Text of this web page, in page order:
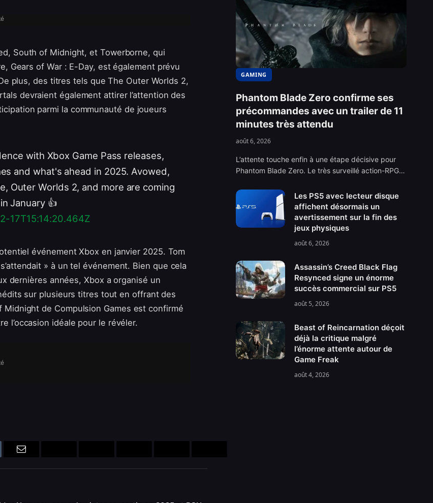
South of Midnight, et Towerborne, qui
Gears of War : E-Day, est également prévu
plus, des titres tels que The Outer Worlds 2,
devraient également attirer l’attention des
parmi la communauté de joueurs
with Xbox Game Pass releases,
and what's ahead in 2025. Avowed,
Outer Worlds 2, and more are coming
January 👍
17T15:14:20.464Z
événement Xbox en janvier 2025. Tom
s’attendait » à un tel événement. Bien que cela
dernières années, Xbox a organisé un
sur plusieurs titres tout en offrant des
de Compulsion Games est confirmé
l’occasion idéale pour le révéler.
Email
GAMING
Phantom Blade Zero confirme ses
précommandes avec un trailer de 11
minutes très attendu
août 6, 2026
L’attente touche enfin à une étape décisive pour
Phantom Blade Zero. Le très surveillé action-RPG…
Les PS5 avec lecteur disque
affichent désormais un
avertissement sur la fin des
jeux physiques
août 6, 2026
Assassin’s Creed Black Flag
Resynced signe un énorme
succès commercial sur PS5
août 5, 2026
Beast of Reincarnation déçoit
déjà la critique malgré
l’énorme attente autour de
Game Freak
août 4, 2026